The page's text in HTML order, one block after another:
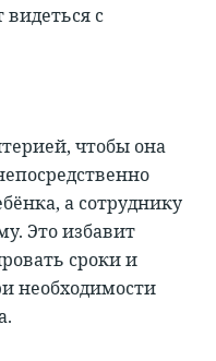
с
чтобы она
а сотруднику
Это избавит
сроки и
необходимости